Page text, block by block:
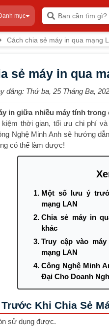
mục
Cách chia sẻ máy in qua mạng
sẻ máy in qua
đăng: Thứ ba, 25 Tháng Ba,
in giữa nhiều máy tính trong
kiệm thời gian, tối ưu chi phí
Nghệ Minh Anh sẽ hướng
có thể làm được!
Một số lưu ý
mạng LAN
Chia sẻ máy in
khác
Truy cập vào
mạng LAN
Công Nghệ Minh
Đại Cho Doanh
Khi Chia Sẻ
sử dụng được.